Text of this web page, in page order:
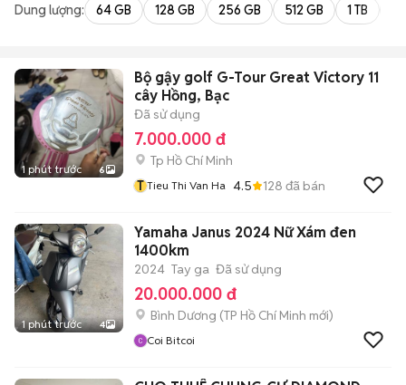
Dung lượng: 64 GB 128 GB 256 GB 512 GB 1 TB
1 phút trước 6
Bộ gậy golf G-Tour Great Victory 11
cây Hồng, Bạc
Đã sử dụng
7.000.000 đ
Tp Hồ Chí Minh
T Tieu Thi Van Ha 4.5 128 đã bán
1 phút trước 4
Yamaha Janus 2024 Nữ Xám đen
1400km
2024 Tay ga Đã sử dụng
20.000.000 đ
Bình Dương (TP Hồ Chí Minh mới)
Coi Bitcoi